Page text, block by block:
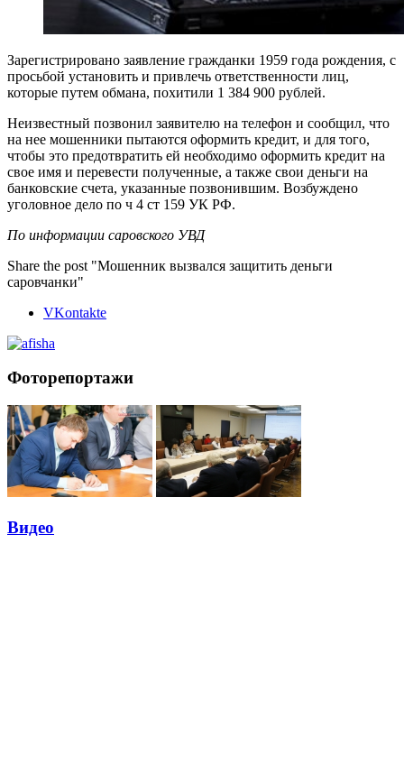
Зарегистрировано заявление гражданки 1959 года рождения, с
просьбой установить и привлечь ответственности лиц,
которые путем обмана, похитили 1 384 900 рублей.
Неизвестный позвонил заявителю на телефон и сообщил, что
на нее мошенники пытаются оформить кредит, и для того,
чтобы это предотвратить ей необходимо оформить кредит на
свое имя и перевести полученные, а также свои деньги на
банковские счета, указанные позвонившим. Возбуждено
уголовное дело по ч 4 ст 159 УК РФ.
По информации саровского УВД
Share the post "Мошенник вызвался защитить деньги
саровчанки"
VKontakte
Фоторепортажи
Видео